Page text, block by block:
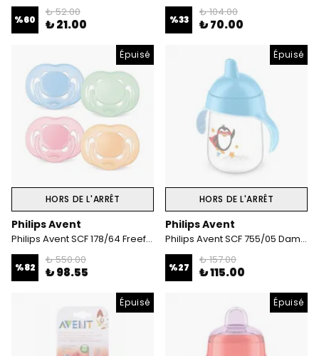
%60
₺ 52.00
₺ 21.00 %33
₺ 104.00
₺ 70.00
Épuisé
HORS DE L'ARRÊT
Philips Avent
Philips Avent SCF 178/64 Freeflow Emzik 2'li 6 - 18 Ay
%82
₺ 550.00
₺ 98.55
Épuisé
HORS DE L'ARRÊT
Philips Avent
Philips Avent SCF 755/05 Damlatmaz Bardak 340 ml 18 ay+ (Mavi)
%27
₺ 157.00
₺ 115.00
Épuisé Épuisé